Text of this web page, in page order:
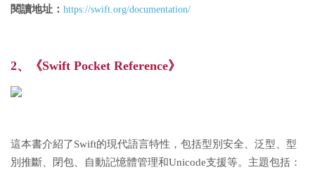
閱讀地址： https://swift.org/documentation/
2、《Swift Pocket Reference》
這本書介紹了Swift的現代語言特性，包括型別安全、泛型、型
別推斷、閉包、自動記憶體管理和Unicode支援等。主題包括：